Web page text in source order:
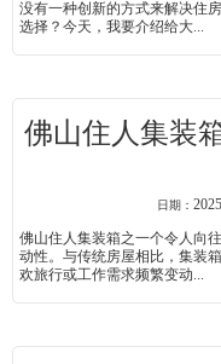
没有一种创新的方式来解决住
选择？今天，我要介绍给大...
佛山住人集装
日期：
佛山住人集装箱之一个令人向
动性。与传统房屋相比，集装
欢旅行或工作需求频繁变动...